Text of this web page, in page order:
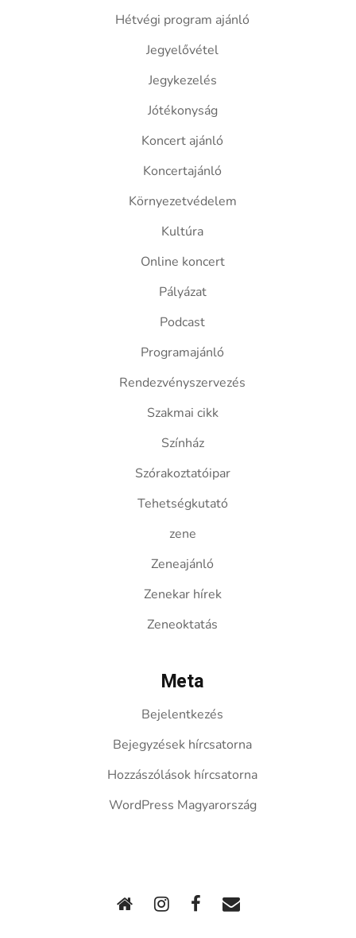
Hétvégi program ajánló
Jegyelővétel
Jegykezelés
Jótékonyság
Koncert ajánló
Koncertajánló
Környezetvédelem
Kultúra
Online koncert
Pályázat
Podcast
Programajánló
Rendezvényszervezés
Szakmai cikk
Színház
Szórakoztatóipar
Tehetségkutató
zene
Zeneajánló
Zenekar hírek
Zeneoktatás
Meta
Bejelentkezés
Bejegyzések hírcsatorna
Hozzászólások hírcsatorna
WordPress Magyarország